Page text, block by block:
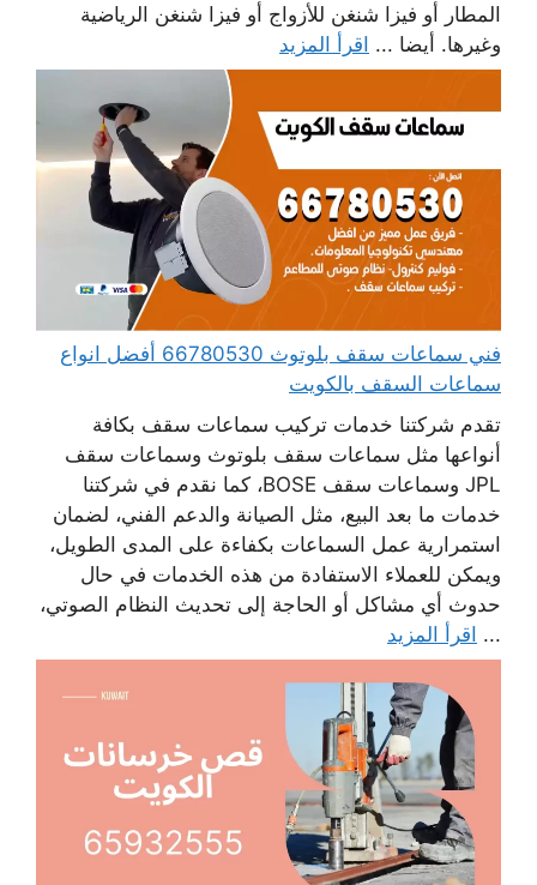
المطار أو فيزا شنغن للأزواج أو فيزا شنغن الرياضية
وغيرها. أيضا ... اقرأ المزيد
فني سماعات سقف بلوتوث 66780530 أفضل انواع
سماعات السقف بالكويت
تقدم شركتنا خدمات تركيب سماعات سقف بكافة
أنواعها مثل سماعات سقف بلوتوث وسماعات سقف
JPL وسماعات سقف BOSE، كما نقدم في شركتنا
خدمات ما بعد البيع، مثل الصيانة والدعم الفني، لضمان
استمرارية عمل السماعات بكفاءة على المدى الطويل،
ويمكن للعملاء الاستفادة من هذه الخدمات في حال
حدوث أي مشاكل أو الحاجة إلى تحديث النظام الصوتي،
... اقرأ المزيد